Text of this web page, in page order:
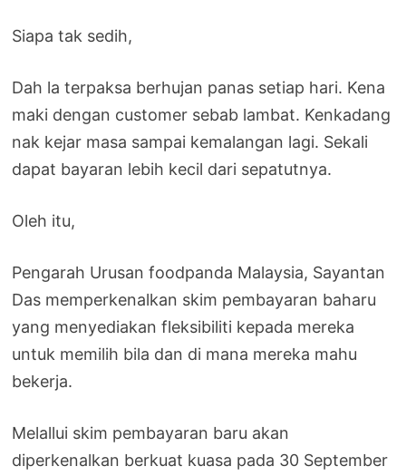
Siapa tak sedih,
Dah la terpaksa berhujan panas setiap hari. Kena
maki dengan customer sebab lambat. Kenkadang
nak kejar masa sampai kemalangan lagi. Sekali
dapat bayaran lebih kecil dari sepatutnya.
Oleh itu,
Pengarah Urusan foodpanda Malaysia, Sayantan
Das memperkenalkan skim pembayaran baharu
yang menyediakan fleksibiliti kepada mereka
untuk memilih bila dan di mana mereka mahu
bekerja.
Melallui skim pembayaran baru akan
diperkenalkan berkuat kuasa pada 30 September